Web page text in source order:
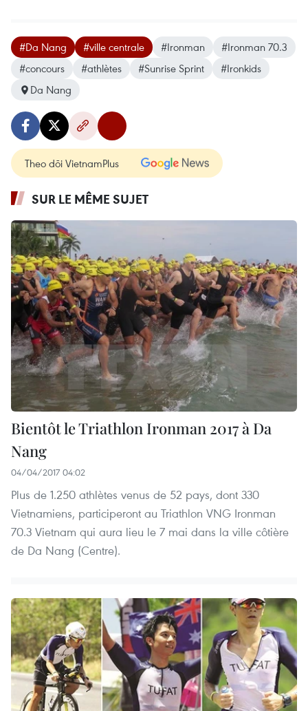
#Da Nang #ville centrale #Ironman
#Ironman 70.3
#concours
#athlètes #Sunrise Sprint
#Ironkids
Da Nang
Theo dõi VietnamPlus
SUR LE MÊME SUJET
Bientôt le Triathlon Ironman 2017 à Da
Nang
04/04/2017 04:02
Plus de 1.250 athlètes venus de 52 pays, dont 330
Vietnamiens, participeront au Triathlon VNG Ironman
70.3 Vietnam qui aura lieu le 7 mai dans la ville côtière
de Da Nang (Centre).